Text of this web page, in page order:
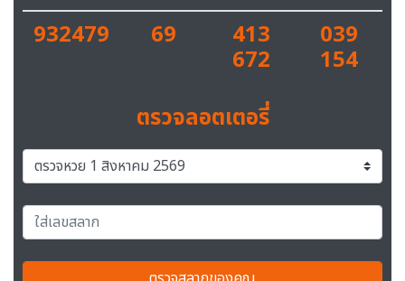
932479 69 413
672
039
154
ตรวจลอตเตอรี่